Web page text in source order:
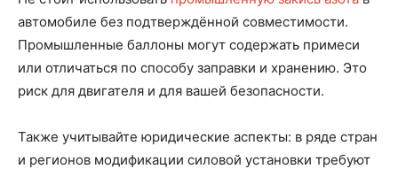
автомобиле без подтверждённой совместимости.
Промышленные баллоны могут содержать примеси
или отличаться по способу заправки и хранению. Это
риск для двигателя и для вашей безопасности.
Также учитывайте юридические аспекты: в ряде стран
и регионов модификации силовой установки требуют